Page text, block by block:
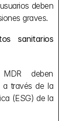
deben
graves.
sanitarios
deben
a través de la
(ESG) de la